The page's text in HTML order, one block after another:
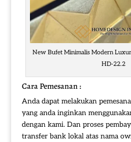
New Bufet Minimalis Modern
HD-22.2
Cara Pemesanan :
Anda dapat melakukan
yang anda inginkan
dengan kami. Dan proses
transfer bank lokal atas nama